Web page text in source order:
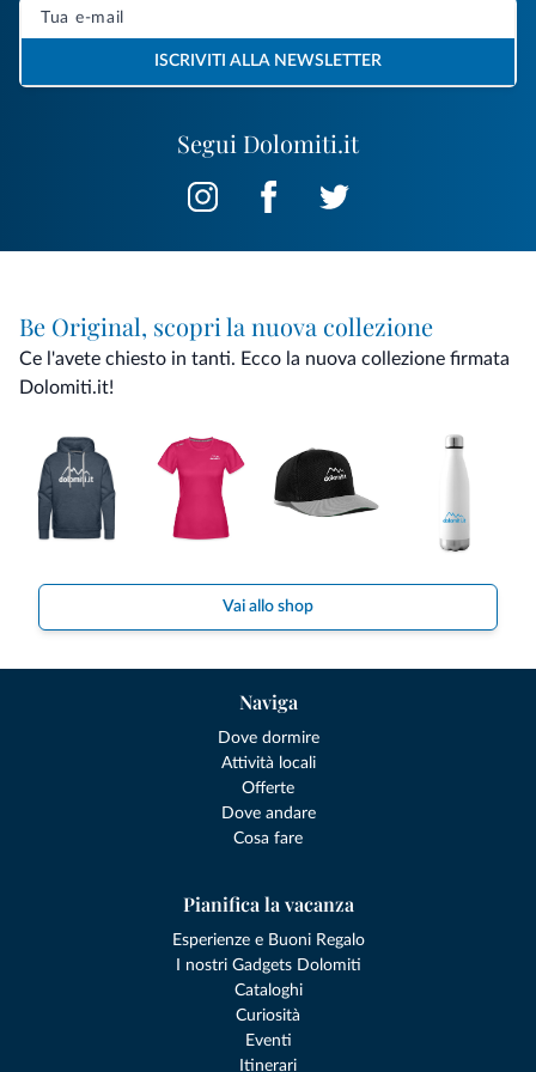
Segui Dolomiti.it
ISCRIVITI ALLA NEWSLETTER
Be Original, scopri la nuova collezione
Ce l'avete chiesto in tanti. Ecco la nuova collezione firmata
Dolomiti.it!
Vai allo shop
Naviga
Dove dormire
Attività locali
Offerte
Dove andare
Cosa fare
Pianifica la vacanza
Esperienze e Buoni Regalo
I nostri Gadgets Dolomiti
Cataloghi
Curiosità
Eventi
Itinerari